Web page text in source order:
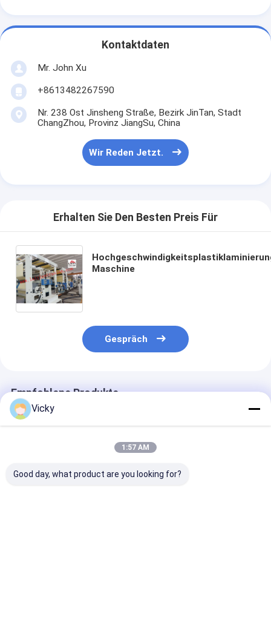
Über uns
Fabrik-Ausflug
Qualitätskontrolle
Treten Sie mit uns in Verbindung
Verdrängungs-lamellierende Maschine
lamellierende Maschine des Filmes
Plastiklaminierungsmaschine
Beschichtungs-Laminierungs-Maschine
Doppeltes versah lamellierende Maschine mit Seiten
Kontaktdaten
Mr. John Xu
+8613482267590
Nr. 238 Ost Jinsheng Straße, Bezirk JinTan, Stadt
ChangZhou, Provinz JiangSu, China
Wir Reden Jetzt.
Erhalten Sie Den Besten Preis Für
Maschine
Gespräch
Empfohlene Produkte
Vicky
1:57 AM
Good day, what product are you looking for?